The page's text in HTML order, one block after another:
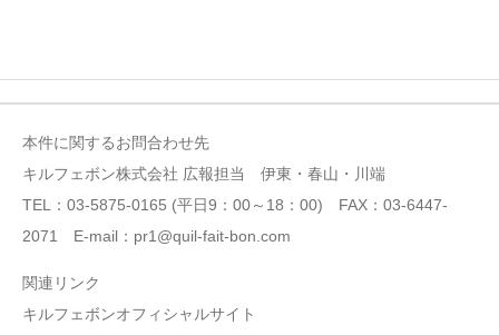
本件に関するお問合わせ先
キルフェボン株式会社 広報担当 伊東・春山・川端
TEL：03-5875-0165 (平日9：00～18：00) FAX：03-6447-
2071 E-mail：pr1@quil-fait-bon.com
関連リンク
キルフェボンオフィシャルサイト